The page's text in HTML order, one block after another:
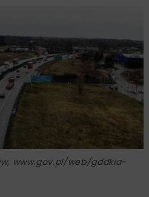
www.gov.pl/web/gddkia-